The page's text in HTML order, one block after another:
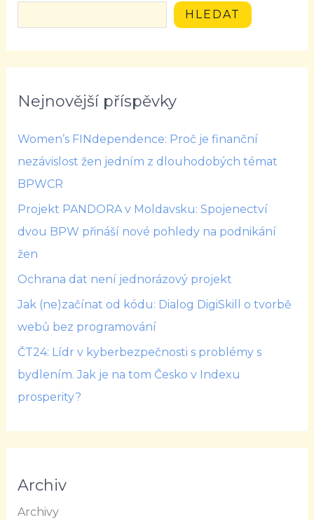
HLEDAT
Nejnovější příspěvky
Women’s FINdependence: Proč je finanční
nezávislost žen jedním z dlouhodobých témat
BPWCR
Projekt PANDORA v Moldavsku: Spojenectví
dvou BPW přináší nové pohledy na podnikání
žen
Ochrana dat není jednorázový projekt
Jak (ne)začínat od kódu: Dialog DigiSkill o tvorbě
webů bez programování
ČT24: Lídr v kyberbezpečnosti s problémy s
bydlením. Jak je na tom Česko v Indexu
prosperity?
Archiv
Archivy